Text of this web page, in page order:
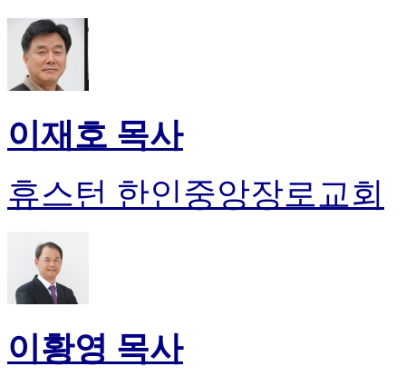
이재호 목사
휴스턴 한인중앙장로교회
이황영 목사